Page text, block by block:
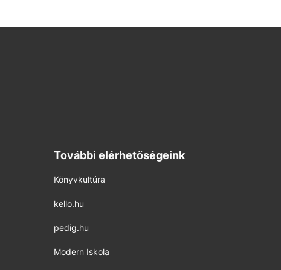
További elérhetőségeink
Könyvkultúra
kello.hu
pedig.hu
Modern Iskola